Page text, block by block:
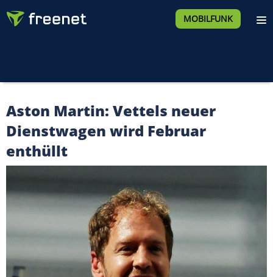
MOBILFUNK
Aston Martin: Vettels neuer
Dienstwagen wird Februar
enthüllt